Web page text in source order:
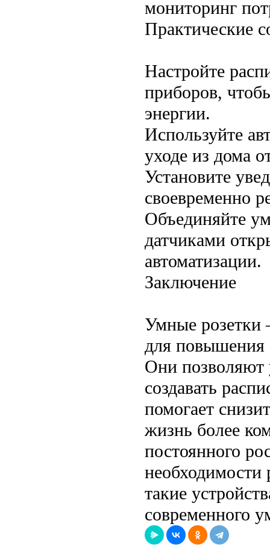
мониторинг
Практические
Настройте
приборов,
энергии.
Используйте
уходе из дома
Установите
своевременно
Объединяйте
датчиками
автоматизации.
Заключение
Умные розетки
для повышения
Они позволяют
создавать
помогает
жизнь более
постоянного
необходимости
такие
современного